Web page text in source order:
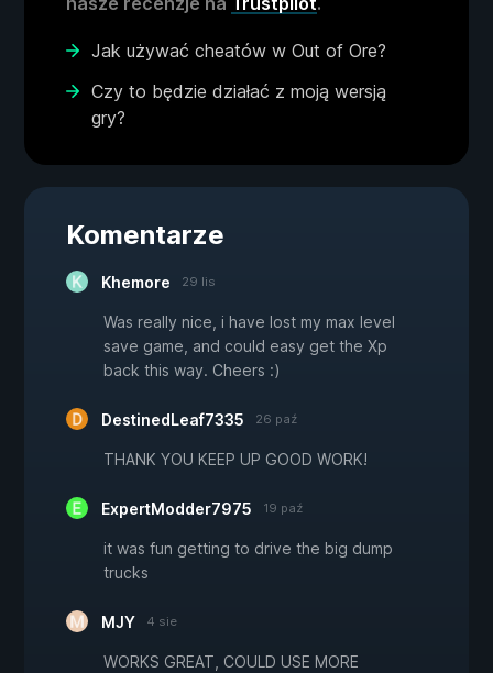
Jak używać cheatów w Out of Ore?
Czy to będzie działać z moją wersją
gry?
Komentarze
Khemore 29 lis
Was really nice, i have lost my max level
save game, and could easy get the Xp
back this way. Cheers :)
DestinedLeaf7335 26 paź
THANK YOU KEEP UP GOOD WORK!
ExpertModder7975 19 paź
it was fun getting to drive the big dump
trucks
MJY 4 sie
WORKS GREAT, COULD USE MORE